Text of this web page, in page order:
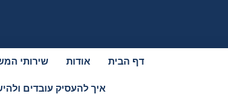
דף הבית אודות שירותי
איך להעסיק עובדים